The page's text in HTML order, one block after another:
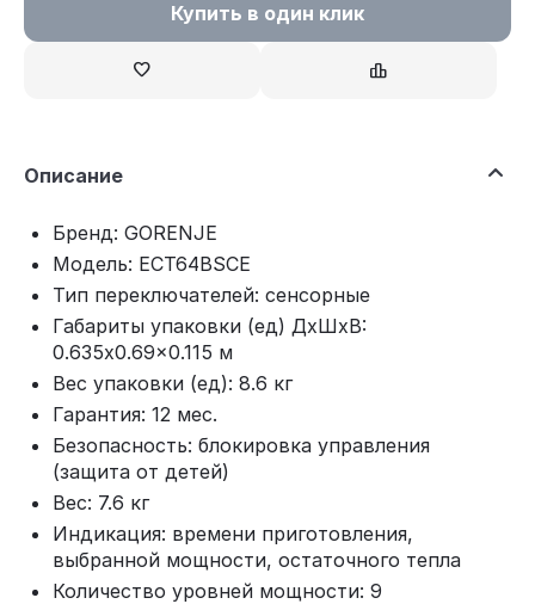
Купить в один клик
Описание
Бренд: GORENJE
Модель: ECT64BSCE
Тип переключателей: сенсорные
Габариты упаковки (ед) ДхШхВ:
0.635x0.69x0.115 м
Вес упаковки (ед): 8.6 кг
Гарантия: 12 мес.
Безопасность: блокировка управления
(защита от детей)
Вес: 7.6 кг
Индикация: времени приготовления,
выбранной мощности, остаточного тепла
Количество уровней мощности: 9